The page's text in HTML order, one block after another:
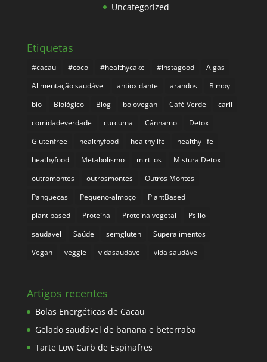
Uncategorized
Etiquetas
#cacau #coco #healthycake #instagood
Algas
Alimentação saudável
antioxidante arandos
Bimby
bio
Biológico Blog bolovegan Café Verde
caril
comidadeverdade
curcuma Cânhamo
Detox
Glutenfree
healthyfood healthylife
healthy life
heathyfood
Metabolismo mirtilos
Mistura Detox
outromontes
outrosmontes
Outros Montes
Panquecas
Pequeno-almoço
PlantBased
plant based
Proteína Proteína vegetal
Psílio
saudavel
Saúde semgluten
Superalimentos
Vegan
veggie vidasaudavel vida saudável
Artigos recentes
Bolas Energéticas de Cacau
Gelado saudável de banana e beterraba
Tarte Low Carb de Espinafres